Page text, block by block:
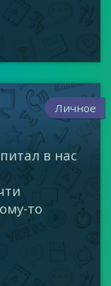
Личное
в нас
то